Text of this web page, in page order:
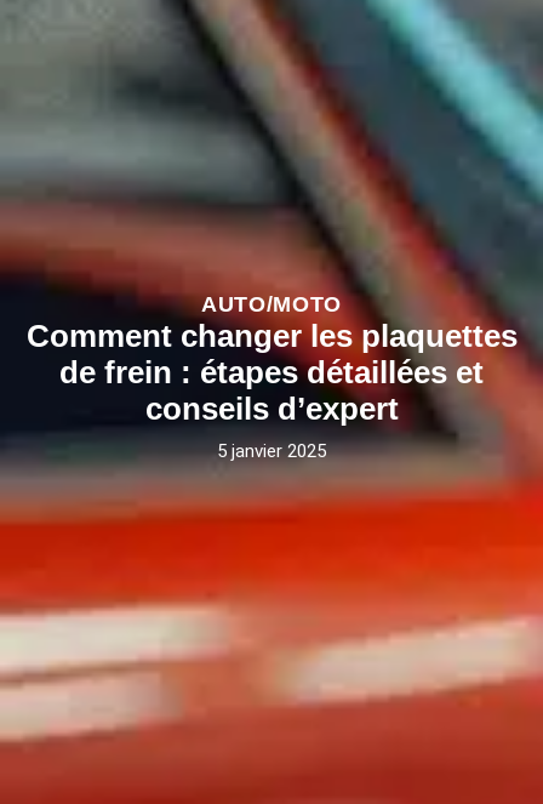
AUTO/MOTO
Comment changer les plaquettes
de frein : étapes détaillées et
conseils d’expert
5 janvier 2025